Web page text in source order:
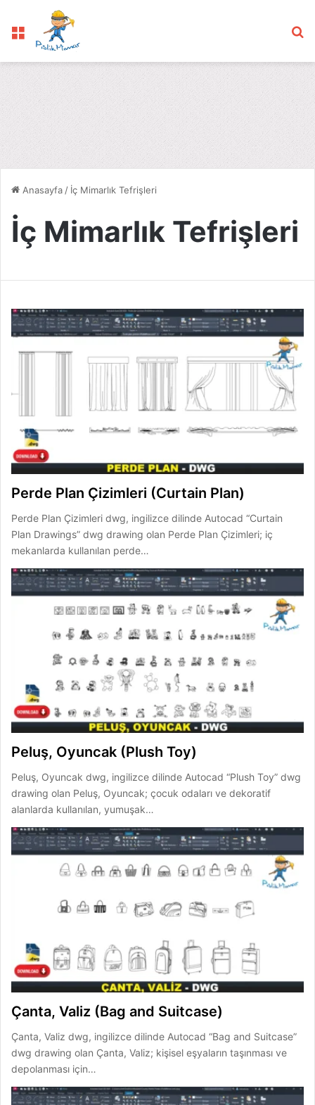
Menü
Anasayfa / İç Mimarlık Tefrişleri
İç Mimarlık Tefrişleri
Perde Plan Çizimleri (Curtain Plan)
Perde Plan Çizimleri dwg, ingilizce dilinde Autocad “Curtain
Plan Drawings” dwg drawing olan Perde Plan Çizimleri; iç
mekanlarda kullanılan perde…
Peluş, Oyuncak (Plush Toy)
Peluş, Oyuncak dwg, ingilizce dilinde Autocad “Plush Toy” dwg
drawing olan Peluş, Oyuncak; çocuk odaları ve dekoratif
alanlarda kullanılan, yumuşak…
Çanta, Valiz (Bag and Suitcase)
Çanta, Valiz dwg, ingilizce dilinde Autocad “Bag and Suitcase”
dwg drawing olan Çanta, Valiz; kişisel eşyaların taşınması ve
depolanması için…